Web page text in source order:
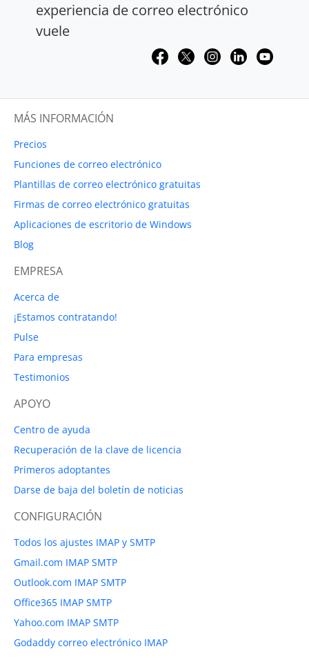
experiencia de correo electrónico
vuele
MÁS INFORMACIÓN
Precios
Funciones de correo electrónico
Plantillas de correo electrónico gratuitas
Firmas de correo electrónico gratuitas
Aplicaciones de escritorio de Windows
Blog
EMPRESA
Acerca de
¡Estamos contratando!
Pulse
Para empresas
Testimonios
APOYO
Centro de ayuda
Recuperación de la clave de licencia
Primeros adoptantes
Darse de baja del boletín de noticias
CONFIGURACIÓN
Todos los ajustes IMAP y SMTP
Gmail.com IMAP SMTP
Outlook.com IMAP SMTP
Office365 IMAP SMTP
Yahoo.com IMAP SMTP
Godaddy correo electrónico IMAP